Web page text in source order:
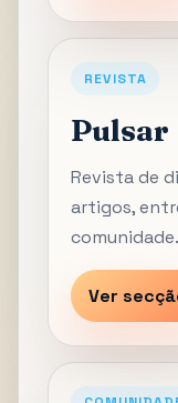
REVISTA
Pulsar
Revista de
artigos,
comunidade.
Ver